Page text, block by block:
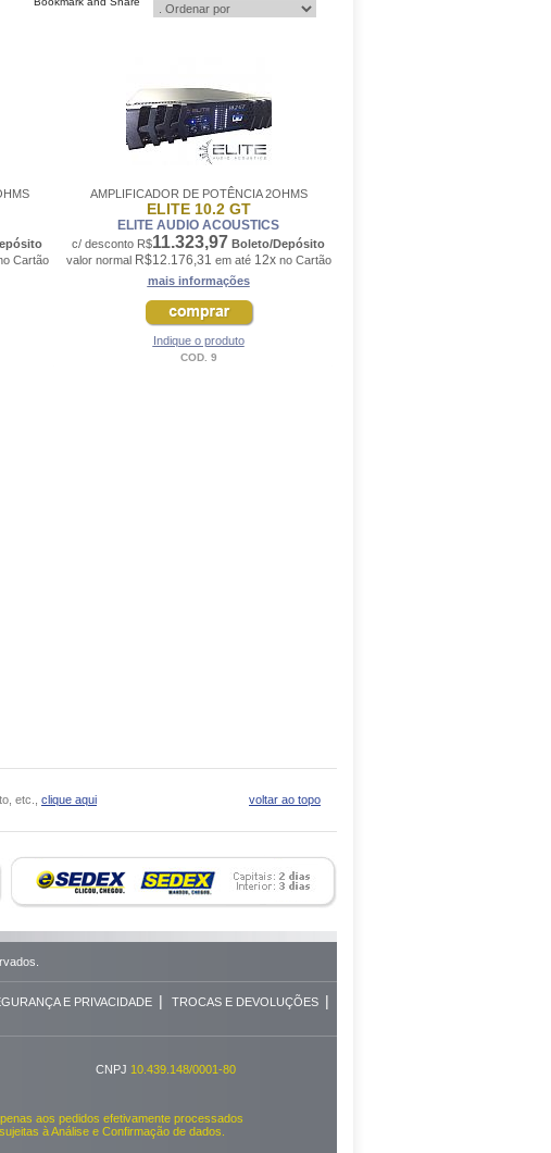
Cartão
AMPLIFICADOR DE POTÊNCIA 2OHMS
ELITE 10.2 GT
ELITE AUDIO ACOUSTICS
c/ desconto R$11.323,97 Boleto/Depósito
valor normal R$12.176,31 em até 12xno Cartão
mais informações
Indique o produto
COD. 9
etc., clique aqui voltar ao topo
E PRIVACIDADE| TROCAS E DEVOLUÇÕES|
CNPJ 10.439.148/0001-80
aos pedidos efetivamente processados
à Análise e Confirmação de dados.